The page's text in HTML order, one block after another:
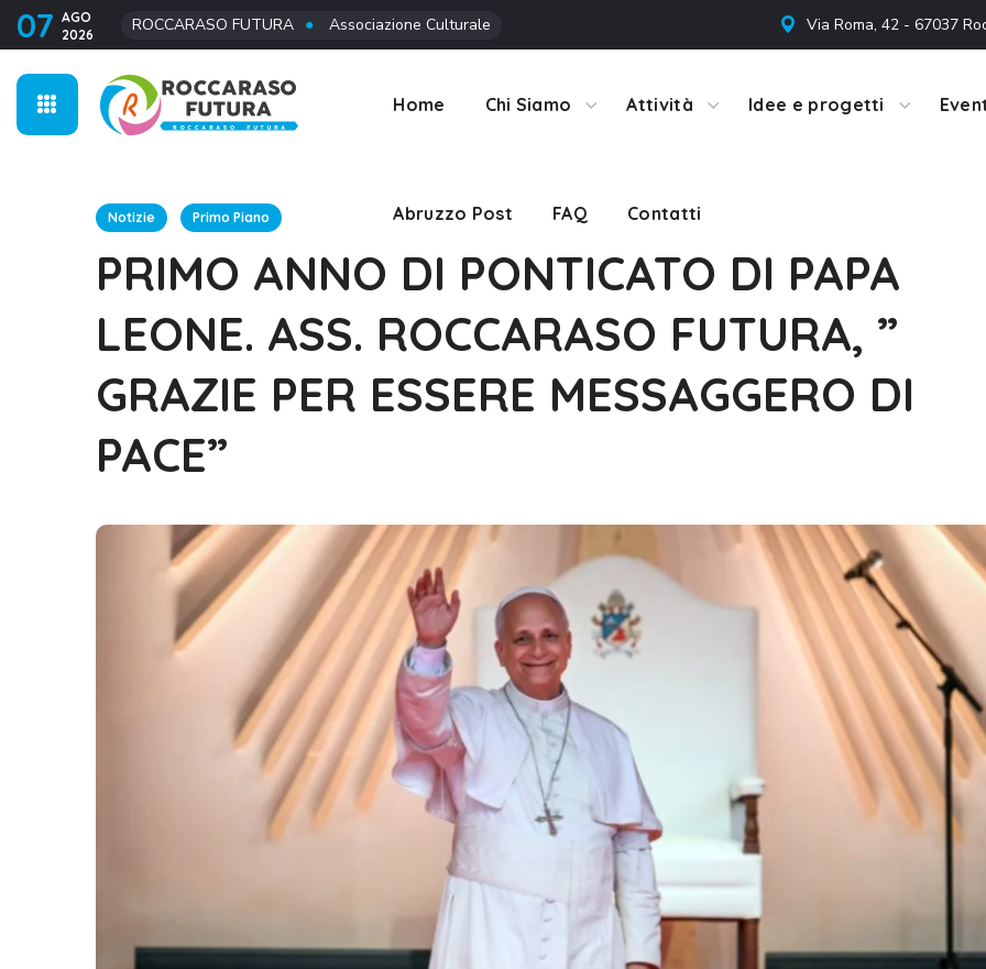
07 AGO
2026
ROCCARASO FUTURA ● Associazione Culturale Via Roma, 42 - 67037
Home Chi Siamo Attività Idee e progetti
Abruzzo Post FAQ Contatti
Abruzzo Post FAQ Contatti
Notizie Primo Piano
PRIMO ANNO DI PONTICATO DI PAPA
LEONE. ASS. ROCCARASO FUTURA, ”
GRAZIE PER ESSERE MESSAGGERO DI
PACE”